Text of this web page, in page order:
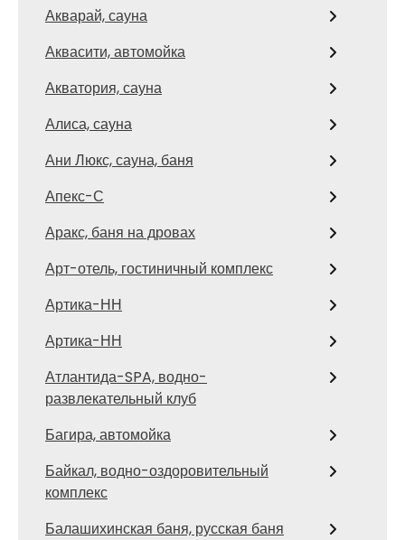
Акварай, сауна
Аквасити, автомойка
Акватория, сауна
Алиса, сауна
Ани Люкс, сауна, баня
Апекс-С
Аракс, баня на дровах
Арт-отель, гостиничный комплекс
Артика-НН
Артика-НН
Атлантида-SPA, водно-
развлекательный клуб
Багира, автомойка
Байкал, водно-оздоровительный
комплекс
Балашихинская баня, русская баня